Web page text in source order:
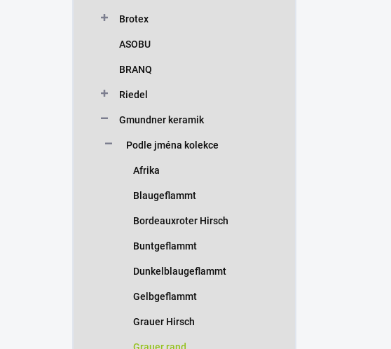
Brotex
ASOBU
BRANQ
Riedel
Gmundner keramik
Podle jména kolekce
Afrika
Blaugeflammt
Bordeauxroter Hirsch
Buntgeflammt
Dunkelblaugeflammt
Gelbgeflammt
Grauer Hirsch